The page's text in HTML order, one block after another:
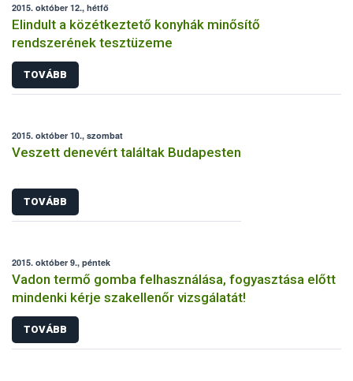
2015. október 12., hétfő
Elindult a közétkeztető konyhák minősítő
rendszerének tesztüzeme
TOVÁBB
2015. október 10., szombat
Veszett denevért találtak Budapesten
TOVÁBB
2015. október 9., péntek
Vadon termő gomba felhasználása, fogyasztása előtt
mindenki kérje szakellenőr vizsgálatát!
TOVÁBB